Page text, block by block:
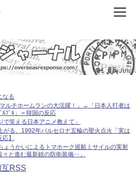
なる
ルチホームランの大活躍！」→「日本人打者は
ﾌﾞﾙ」＝韓国の反応
笑える日本アニメ教えて」
がる、1992年バルセロナ五輪の聖火点火「実は
】
ょうかいによるトマホーク巡航ミサイルの実射
と進む最新鋭の防衛装備‥」
RSS